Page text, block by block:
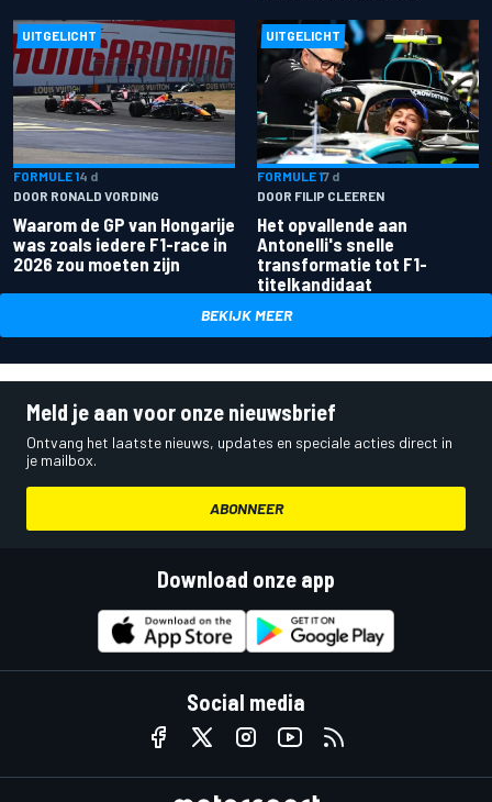
UITGELICHT
FORMULE 14 d
DOOR RONALD VORDING
Waarom de GP van Hongarije
was zoals iedere F1-race in
2026 zou moeten zijn
UITGELICHT
FORMULE 17 d
DOOR FILIP CLEEREN
Het opvallende aan
Antonelli's snelle
transformatie tot F1-
titelkandidaat
BEKIJK MEER
Meld je aan voor onze nieuwsbrief
Ontvang het laatste nieuws, updates en speciale acties direct in
je mailbox.
ABONNEER
Download onze app
Social media